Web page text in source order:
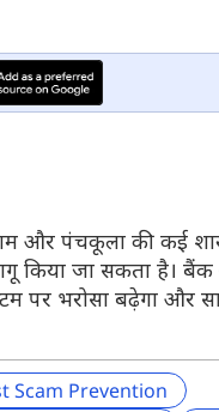
और पंचकूला की कई
किया जा सकता है।
पर भरोसा बढ़ेगा और
Scam Prevention